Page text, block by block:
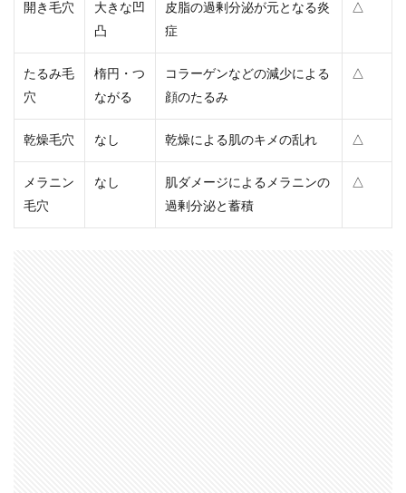
開き毛穴
大きな凹
凸
皮脂の過剰分泌が元となる炎
症
△
たるみ毛
穴
楕円・つ
ながる
コラーゲンなどの減少による
顔のたるみ
△
乾燥毛穴 なし 乾燥による肌のキメの乱れ △
メラニン
毛穴
なし
肌ダメージによるメラニンの
過剰分泌と蓄積
△